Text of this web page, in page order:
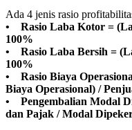
Ada 4 jenis rasio
• Rasio Laba Kotor =
100%
• Rasio Laba Bersih =
100%
• Rasio Biaya
Biaya Operasional) /
• Pengembalian Modal
dan Pajak / Modal